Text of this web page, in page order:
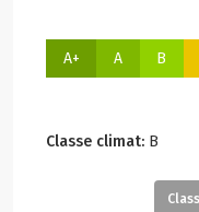
A+ A B
Classe climat: B